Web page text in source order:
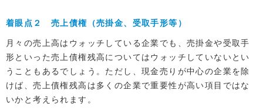
着眼点２ 売上債権（売掛金、受取手形等）
月々の売上高はウォッチしている企業でも、売掛金や受取手
形といった売上債権残高についてはウォッチしていないとい
うこともあるでしょう。ただし、現金売りが中心の企業を除
けば、売上債権残高は多くの企業で重要性が高い項目ではな
いかと考えられます。